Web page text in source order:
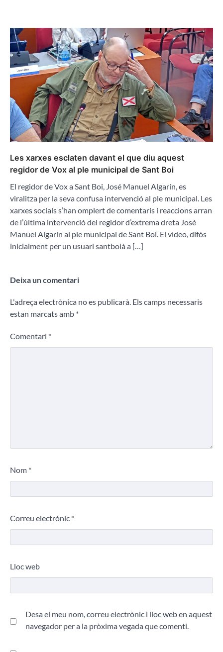
Les xarxes esclaten davant el que diu aquest
regidor de Vox al ple municipal de Sant Boi
El regidor de Vox a Sant Boi, José Manuel Algarín, es
viralitza per la seva confusa intervenció al ple municipal. Les
xarxes socials s’han omplert de comentaris i reaccions arran
de l’última intervenció del regidor d’extrema dreta José
Manuel Algarín al ple municipal de Sant Boi. El vídeo, difós
inicialment per un usuari santboià a […]
Deixa un comentari
L'adreça electrònica no es publicarà. Els camps necessaris
estan marcats amb *
Comentari *
Nom *
Correu electrònic *
Lloc web
Desa el meu nom, correu electrònic i lloc web en aquest
navegador per a la pròxima vegada que comenti.